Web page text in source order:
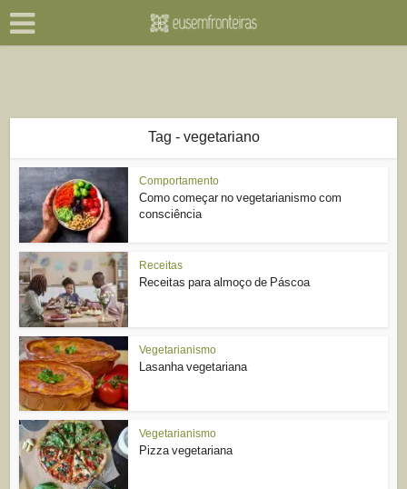
Tag - vegetariano
Comportamento
Como começar no vegetarianismo com
consciência
Receitas
Receitas para almoço de Páscoa
Vegetarianismo
Lasanha vegetariana
Vegetarianismo
Pizza vegetariana